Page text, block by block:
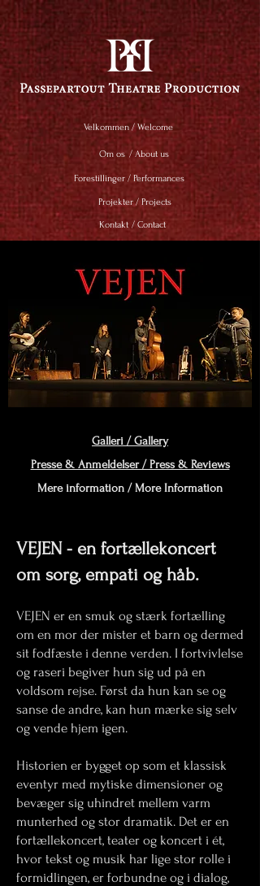
Velkommen / Welcome
Om os / About us
Forestillinger / Performances
Projekter / Projects
Kontakt / Contact
Galleri / Gallery
Presse & Anmeldelser / Press & Reviews
Mere information / More Information
VEJEN - en fortællekoncert
om sorg, empati og håb.
VEJEN er en smuk og stærk fortælling
om en mor der mister et barn og dermed
sit fodfæste i denne verden. I fortvivlelse
og raseri begiver hun sig ud på en
voldsom rejse. Først da hun kan se og
sanse de andre, kan hun mærke sig selv
og vende hjem igen.
Historien er bygget op som et klassisk
eventyr med mytiske dimensioner og
bevæger sig uhindret mellem varm
munterhed og stor dramatik. Det er en
fortællekoncert, teater og koncert i ét,
hvor tekst og musik har lige stor rolle i
formidlingen, er forbundne og i dialog,